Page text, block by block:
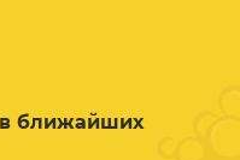
в ближайших